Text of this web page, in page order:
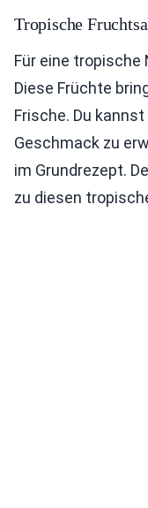
Tropische
Für eine tropische
Diese Früchte
Frische. Du
Geschmack zu
im Grundrezept.
zu diesen